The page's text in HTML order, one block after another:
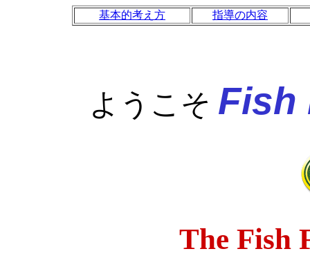
基本的考え方 指導の内容
ようこそ Fish
The Fish